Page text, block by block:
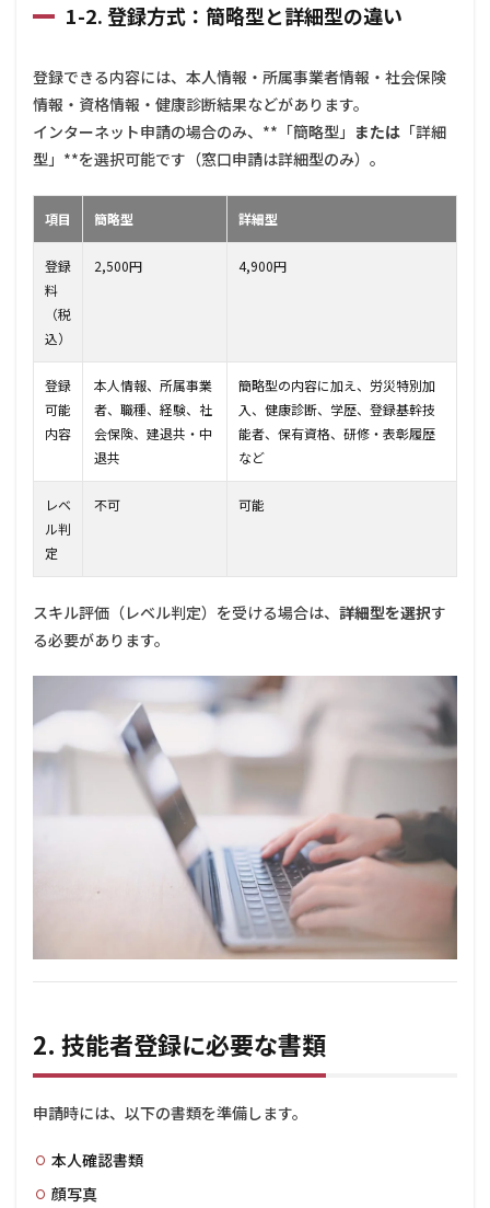
2.1
確認
書類
2.2
2-2.
顔写
真
2.3
2-3.
社会
2.4
証明
書類
（詳
細型
2.5
各種
同意
（代
請時
み）
3.1
得と
規約
3-2.
1-2. 登録方式：簡略型と詳細型の違い
登録できる内容には、本人情報・所属事業者情報・社会保険
情報・資格情報・健康診断結果などがあります。
インターネット申請の場合のみ、**「簡略型」 または 「詳細
型」**を選択可能です（窓口申請は詳細型のみ）。
項目 簡略型 詳細型
登録
料
（税
込）
2,500円 4,900円
登録
可能
内容
本人情報、所属事業
者、職種、経験、社
会保険、建退共・中
退共
簡略型の内容に加え、労災特別加
入、健康診断、学歴、登録基幹技
能者、保有資格、研修・表彰履歴
など
レベ
ル判
定
不可 可能
スキル評価（レベル判定）を受ける場合は、 詳細型を選択す
る必要があります。
2. 技能者登録に必要な書類
申請時には、以下の書類を準備します。
本人確認書類
顔写真